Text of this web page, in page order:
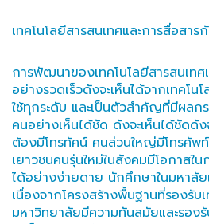
เทคโนโลยีสารสนเทศและการสื่อสา
การพัฒนาของเทคโนโลยีสารสนเทศ
อย่างรวดเร็วดังจะเห็นได้จากเทคโ
ใช้ทุกระดับ และเป็นตัวสำคัญที่มีผลก
คนอย่างเห็นได้ชัด ดังจะเห็นได้ชัดดัง
ต้องมีโทรทัศน์ คนส่วนใหญ่มีโทรศัพ
เยาวชนคนรุ่นใหม่ในสังคมมีโอกาสใ
ได้อย่างง่ายดาย นักศึกษาในมหาลั
เนื่องจากโครงสร้างพื้นฐานที่รองรับ
มหาวิทยาลัยมีความทันสมัยและรอง